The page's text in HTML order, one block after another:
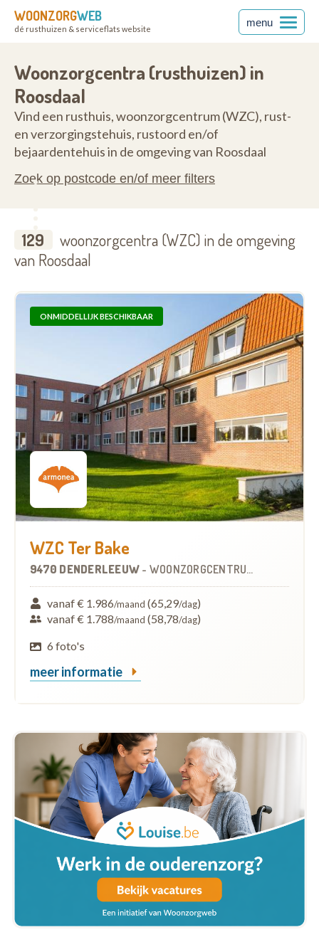
WOONZORGWEB
dé rusthuizen & serviceflats website
menu
Woonzorgcentra (rusthuizen) in
Roosdaal
Vind een rusthuis, woonzorgcentrum (WZC), rust-
en verzorgingstehuis, rustoord en/of
bejaardentehuis in de omgeving van Roosdaal
Zoek op postcode en/of meer filters
129
woonzorgcentra (WZC) in de omgeving
van Roosdaal
ONMIDDELLIJK BESCHIKBAAR
WZC Ter Bake
9470 DENDERLEEUW - WOONZORGCENTRUM (WZC)
vanaf € 1.986/maand (65,29/dag)
vanaf € 1.788/maand (58,78/dag)
6 foto's
meer informatie